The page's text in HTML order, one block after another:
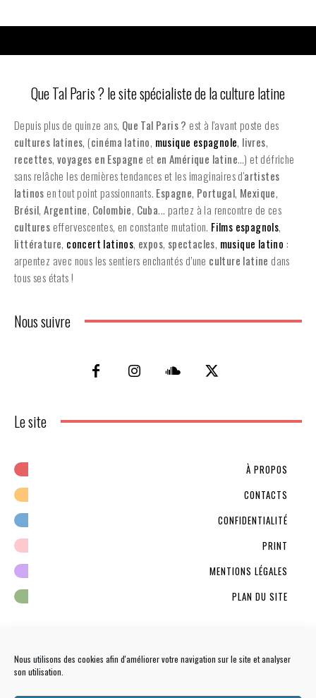
Nous utilisons des cookies afin d'améliorer votre navigation sur le site et analyser
son utilisation.
Que Tal Paris ? le site spécialiste de la culture latine
Depuis plus de quinze ans, Que Tal Paris ? est à l'avant poste des
cultures latines, (cinéma latino, musique espagnole, livres,
recettes,voyages en Espagne et en Amérique latine…) et défriche
sans relâche les dernières tendances et les imaginaires d'artistes
latinos en tout point passionnants. Espagne, Portugal, Mexique,
Brésil,Argentine, Colombie, Cuba... partez à la rencontre de ces
cultures effervescentes, en constante mutation. Films espagnols,
littérature, concert latinos, expos, spectacles, musique latino :
arpentez avec nous les sentiers enchantés d’une culture latine dans
tous ses états !
Nous suivre
Le site
À PROPOS
CONTACTS
CONFIDENTIALITÉ
PRINT
MENTIONS LÉGALES
PLAN DU SITE
NEWSLETTER